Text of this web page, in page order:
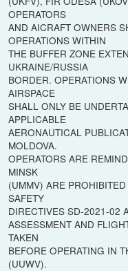
OPERATORS
AND AICRAFT OWNERS
OPERATIONS WITHIN
THE BUFFER ZONE
UKRAINE/RUSSIA
BORDER. OPERATIONS
AIRSPACE
SHALL ONLY BE
APPLICABLE
AERONAUTICAL
MOLDOVA.
OPERATORS ARE
MINSK
(UMMV) ARE
SAFETY
DIRECTIVES SD-2021-02
ASSESSMENT AND
TAKEN
BEFORE OPERATING IN
(UUWV).